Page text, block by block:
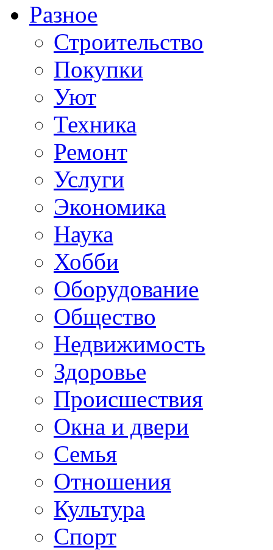
Разное
Строительство
Покупки
Уют
Техника
Ремонт
Услуги
Экономика
Наука
Хобби
Оборудование
Общество
Недвижимость
Здоровье
Происшествия
Окна и двери
Семья
Отношения
Культура
Спорт